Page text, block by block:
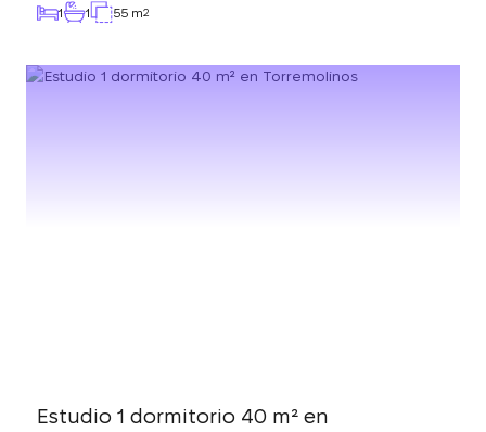
1 1 55 m2
Estudio 1 dormitorio 40 m² en
Le devolveremos la
llamada